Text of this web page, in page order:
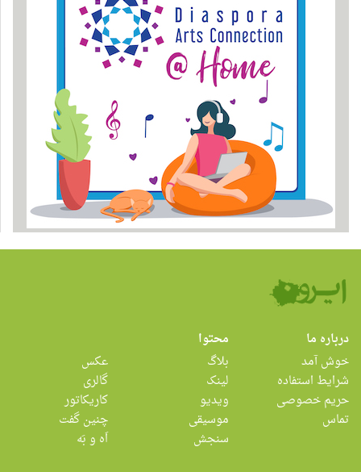
درباره ما
خوش آمد
شرایط استفاده
حریم خصوصی
تماس
محتوا
بلاگ
لینک
ویدیو
موسیقی
سنجش
عکس
گالری
کاریکاتور
چنین گفت
اَه و بَه